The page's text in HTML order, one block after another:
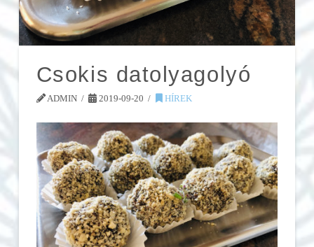
Csokis datolyagolyó
ADMIN 2019-09-20 HÍREK